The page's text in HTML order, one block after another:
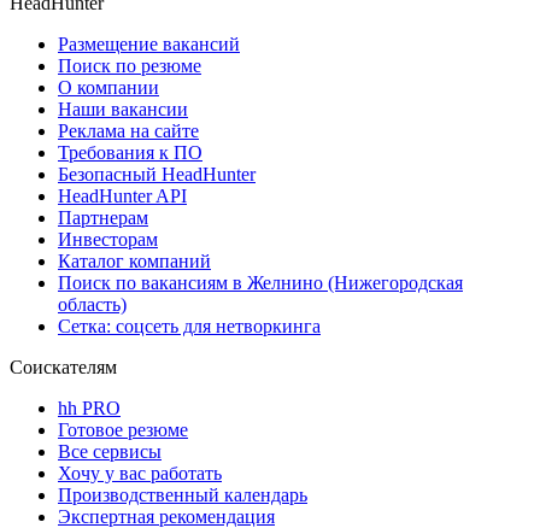
Размещение вакансий
Поиск по резюме
О компании
Наши вакансии
Реклама на сайте
Требования к ПО
Безопасный HeadHunter
HeadHunter API
Партнерам
Инвесторам
Каталог компаний
Поиск по вакансиям в Желнино (Нижегородская
область)
Сетка: соцсеть для нетворкинга
Соискателям
hh PRO
Готовое резюме
Все сервисы
Хочу у вас работать
Производственный календарь
Экспертная рекомендация